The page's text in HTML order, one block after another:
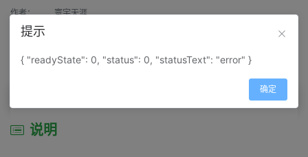
作者： 寰宇天涯
来源：
属性： 地图属性： 地图类型-景区导游图
说明
提示
{ "readyState": 0, "status": 0, "statusText": "error" }
确定